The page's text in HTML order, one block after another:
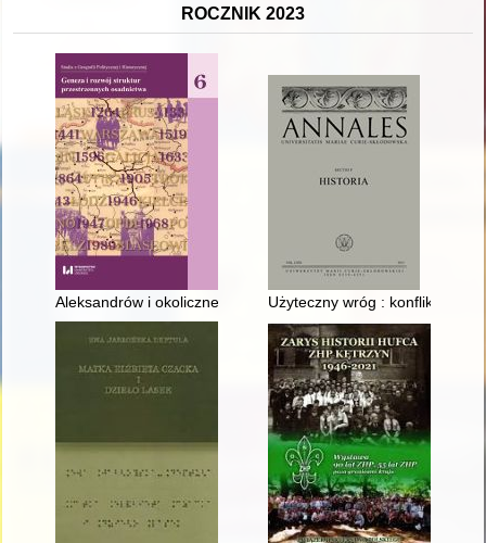
ROCZNIK 2023
Aleksandrów i okoliczne wsie w świetle nieznanych źródeł z
Użyteczny wróg : konflikty